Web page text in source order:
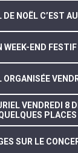
NOËL C’EST
WEEK-END
VENDREDI 8
PLACES
SUR LE